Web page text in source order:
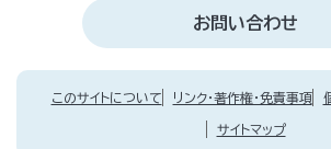
お問い合わせ
このサイトについて リンク・著作権・免責事項
サイトマップ